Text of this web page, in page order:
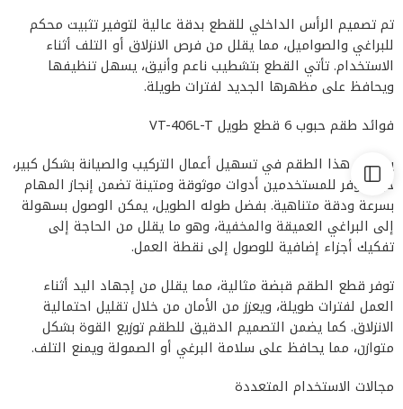
تم تصميم الرأس الداخلي للقطع بدقة عالية لتوفير تثبيت محكم
للبراغي والصواميل، مما يقلل من فرص الانزلاق أو التلف أثناء
الاستخدام. تأتي القطع بتشطيب ناعم وأنيق، يسهل تنظيفها
ويحافظ على مظهرها الجديد لفترات طويلة.
فوائد طقم حبوب 6 قطع طويل VT-406L-T
يساهم هذا الطقم في تسهيل أعمال التركيب والصيانة بشكل كبير،
حيث يوفر للمستخدمين أدوات موثوقة ومتينة تضمن إنجاز المهام
بسرعة ودقة متناهية. بفضل طوله الطويل، يمكن الوصول بسهولة
إلى البراغي العميقة والمخفية، وهو ما يقلل من الحاجة إلى
تفكيك أجزاء إضافية للوصول إلى نقطة العمل.
توفر قطع الطقم قبضة مثالية، مما يقلل من إجهاد اليد أثناء
العمل لفترات طويلة، ويعزز من الأمان من خلال تقليل احتمالية
الانزلاق. كما يضمن التصميم الدقيق للطقم توزيع القوة بشكل
متوازن، مما يحافظ على سلامة البرغي أو الصمولة ويمنع التلف.
مجالات الاستخدام المتعددة